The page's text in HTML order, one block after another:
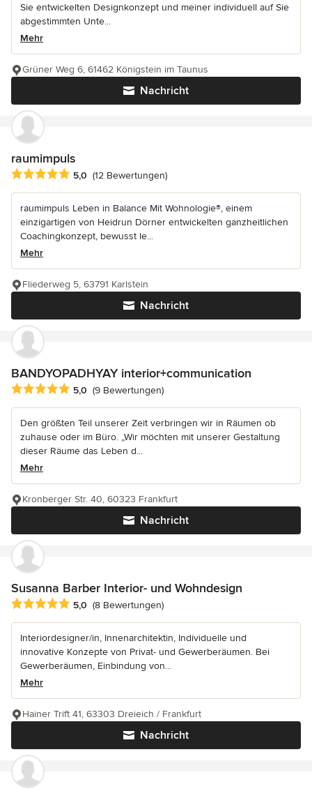
Sie entwickelten Designkonzept und meiner individuell auf Sie
abgestimmten Unte...
Mehr
Nachricht
Grüner Weg 6, 61462 Königstein im Taunus
raumimpuls
Durchschnittliche Bewertung: 5 von 5 Sternen
5,0 (12 Bewertungen)
raumimpuls Leben in Balance Mit Wohnologie®, einem
einzigartigen von Heidrun Dörner entwickelten ganzheitlichen
Coachingkonzept, bewusst le...
Mehr
Nachricht
Fliederweg 5, 63791 Karlstein
BANDYOPADHYAY interior+communication
Durchschnittliche Bewertung: 5 von 5 Sternen
5,0 (9 Bewertungen)
Den größten Teil unserer Zeit verbringen wir in Räumen ob
zuhause oder im Büro. „Wir möchten mit unserer Gestaltung
dieser Räume das Leben d...
Mehr
Nachricht
Kronberger Str. 40, 60323 Frankfurt
Susanna Barber Interior- und Wohndesign
Durchschnittliche Bewertung: 5 von 5 Sternen
5,0 (8 Bewertungen)
Interiordesigner/in, Innenarchitektin, Individuelle und
innovative Konzepte von Privat- und Gewerberäumen. Bei
Gewerberäumen, Einbindung von...
Mehr
Nachricht
Hainer Trift 41, 63303 Dreieich / Frankfurt